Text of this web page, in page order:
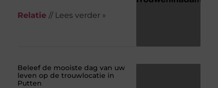
Relatie // Lees verder »
Beleef de mooiste dag van uw
leven op de trouwlocatie in
Putten